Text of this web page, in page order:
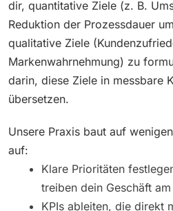
dir, quantitative Ziele (z. B.
Reduktion der Prozessdauer
qualitative Ziele
Markenwahrnehmung) zu
darin, diese Ziele in messbare
übersetzen.
Unsere Praxis baut auf
auf:
Klare Prioritäten
treiben dein Geschäft
KPIs ableiten, die direkt